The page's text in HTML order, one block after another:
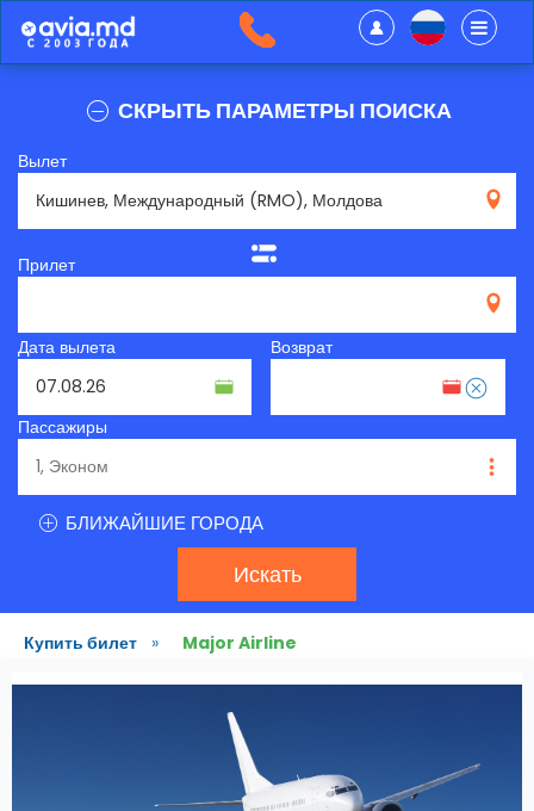
СКРЫТЬ ПАРАМЕТРЫ ПОИСКА
Вылет
Прилет
Дата вылета Возврат
Пассажиры
БЛИЖАЙШИЕ ГОРОДА
Искать
Купить билет » Major Airline